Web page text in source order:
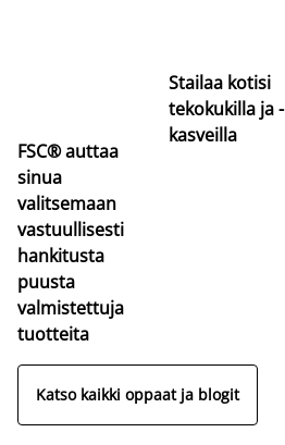
FSC® auttaa
sinua
valitsemaan
vastuullisesti
hankitusta
puusta
valmistettuja
tuotteita
Stailaa kotisi
tekokukilla ja -
kasveilla
Katso kaikki oppaat ja blogit